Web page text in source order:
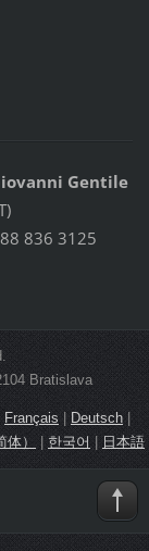
Gentile
836 3125
Bratislava
Français | Deutsch |
） | 한국어 | 日本語